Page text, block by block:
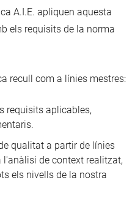
A.I.E. apliquen aquesta
els requisits de la norma
recull com a línies mestres:
requisits aplicables,
qualitat a partir de línies
de context realitzat,
els nivells de la nostra